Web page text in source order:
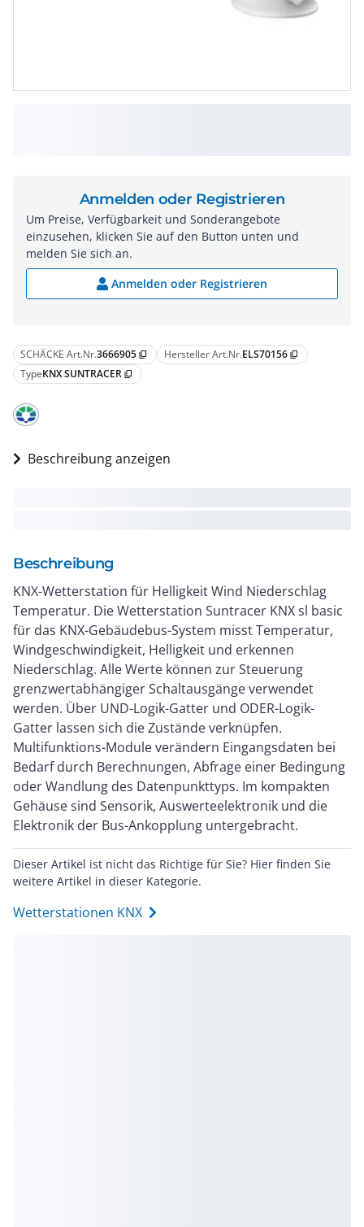
SCHÄCKE Art.Nr.3666905 content_copy Hersteller Art.Nr.ELS70156 content_copy
TypeKNX SUNTRACER content_copy
Beschreibung anzeigen
Beschreibung
KNX-Wetterstation für Helligkeit Wind Niederschlag
Temperatur. Die Wetterstation Suntracer KNX sl basic
für das KNX-Gebäudebus-System misst Temperatur,
Windgeschwindigkeit, Helligkeit und erkennen
Niederschlag. Alle Werte können zur Steuerung
grenzwertabhängiger Schaltausgänge verwendet
werden. Über UND-Logik-Gatter und ODER-Logik-
Gatter lassen sich die Zustände verknüpfen.
Multifunktions-Module verändern Eingangsdaten bei
Bedarf durch Berechnungen, Abfrage einer Bedingung
oder Wandlung des Datenpunkttyps. Im kompakten
Gehäuse sind Sensorik, Auswerteelektronik und die
Elektronik der Bus-Ankopplung untergebracht.
Dieser Artikel ist nicht das Richtige für Sie? Hier finden Sie
weitere Artikel in dieser Kategorie.
Wetterstationen KNX
Anmelden oder Registrieren
Um Preise, Verfügbarkeit und Sonderangebote
einzusehen, klicken Sie auf den Button unten und
melden Sie sich an.
Anmelden oder Registrieren